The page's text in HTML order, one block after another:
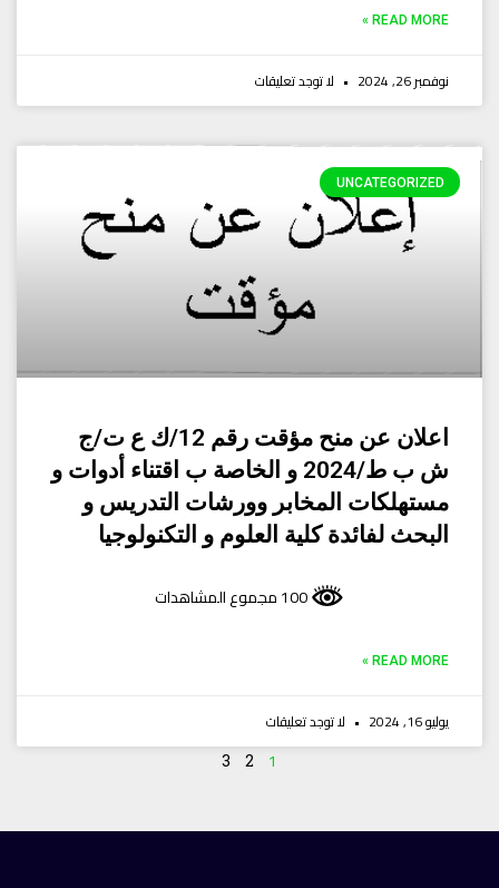
READ MORE »
نوفمبر 26, 2024 لا توجد تعليقات
UNCATEGORIZED
اعلان عن منح مؤقت رقم 12/ك ع ت/ج
ش ب ط/2024 و الخاصة ب اقتناء أدوات و
مستهلكات المخابر وورشات التدريس و
البحث لفائدة كلية العلوم و التكنولوجيا
READ MORE »
يوليو 16, 2024 لا توجد تعليقات
1
2
3